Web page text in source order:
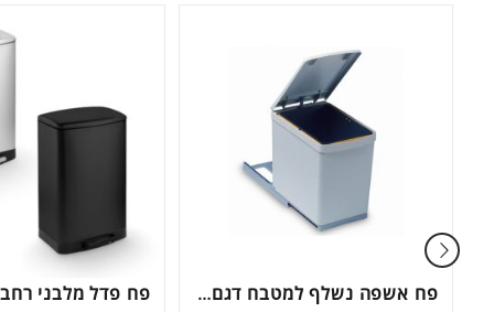
פח אשפה נשלף למטבח דגם 280 לבן